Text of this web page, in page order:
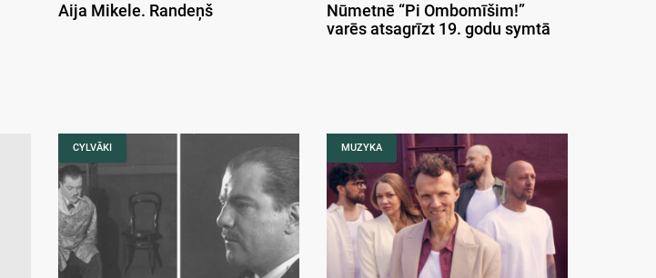
Aija Mikele. Randeņš
Nūmetnē “Pi Ombomīšim!”
varēs atsagrīzt 19. godu symtā
CYLVĀKI MUZYKA